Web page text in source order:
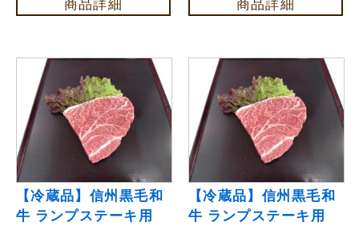
商品詳細 商品詳細
【冷蔵品】信州黒毛和
牛 ランプステーキ用
【冷蔵品】信州黒毛和
牛 ランプステーキ用